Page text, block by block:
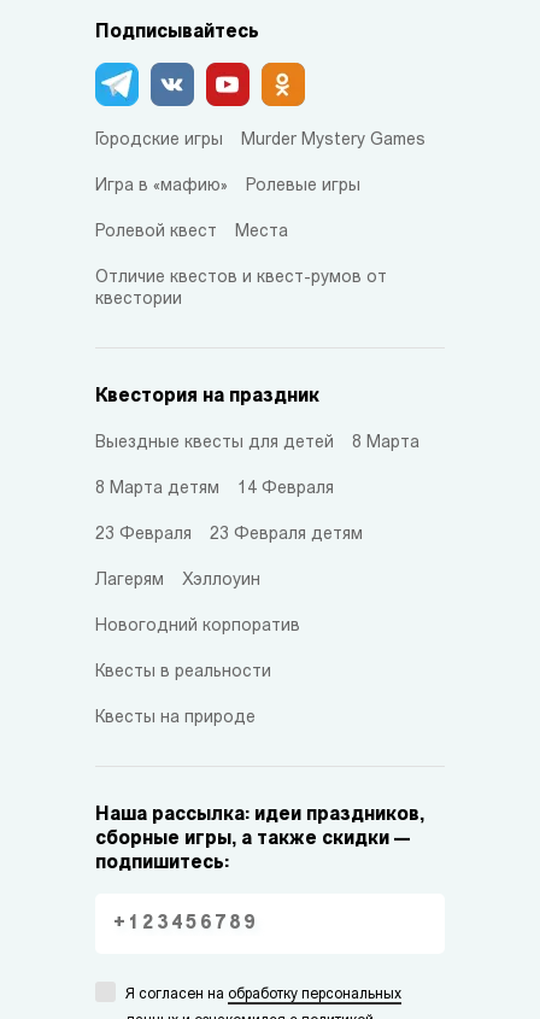
Подписывайтесь
Городские игры Murder Mystery Games
Игра в «мафию» Ролевые игры
Ролевой квест Места
Отличие квестов и квест-румов от
квестории
Квестория на праздник
Выездные квесты для детей 8 Марта
8 Марта детям 14 Февраля
23 Февраля 23 Февраля детям
Лагерям Хэллоуин
Новогодний корпоратив
Квесты в реальности
Квесты на природе
Наша рассылка: идеи праздников,
сборные игры, а также скидки —
подпишитесь:
Я согласен на обработку персональных